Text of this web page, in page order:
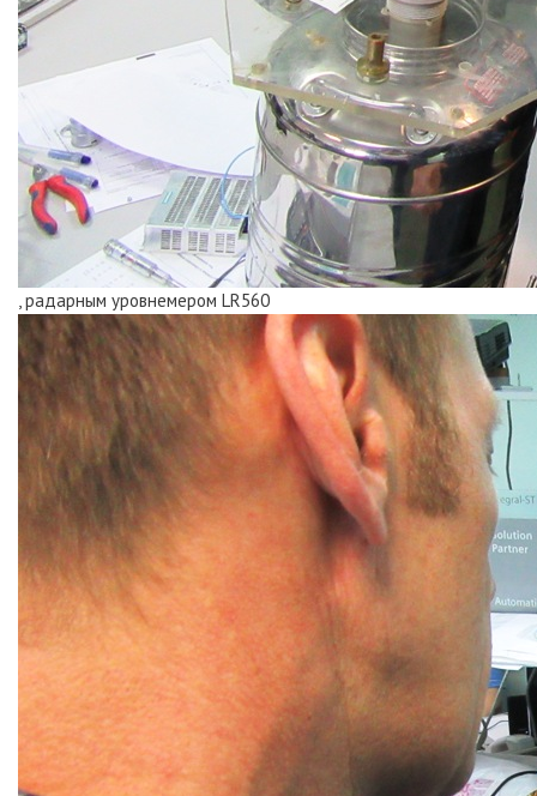
, радарным уровнемером LR560